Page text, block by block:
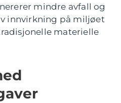
mindre avfall og
innvirkning på miljøet
materielle